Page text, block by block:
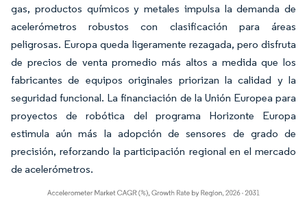
gas, productos químicos y metales impulsa la demanda de
acelerómetros robustos con clasificación para áreas
peligrosas. Europa queda ligeramente rezagada, pero disfruta
de precios de venta promedio más altos a medida que los
fabricantes de equipos originales priorizan la calidad y la
seguridad funcional. La financiación de la Unión Europea para
proyectos de robótica del programa Horizonte Europa
estimula aún más la adopción de sensores de grado de
precisión, reforzando la participación regional en el mercado
de acelerómetros.